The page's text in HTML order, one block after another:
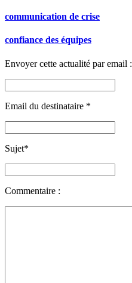
communication de crise
confiance des équipes
Envoyer cette actualité par email :
Email du destinataire *
Sujet*
Commentaire :